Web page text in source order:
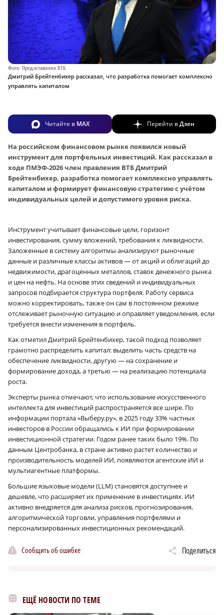
Фото: Предоставлено ВТБ
Дмитрий Брейтенбихер рассказал, что разработка помогает комплексно
управлять капиталом
Читайте в MAX Перейти вДзен
На российском финансовом рынке появился новый
инструмент для портфельных инвестиций. Как рассказал в
ходе ПМЭФ-2026 член правления ВТБ Дмитрий
Брейтенбихер, разработка помогает комплексно управлять
капиталом и формирует финансовую стратегию с учётом
индивидуальных целей и допустимого уровня риска.
Инструмент учитывает финансовые цели, горизонт
инвестирования, сумму вложений, требования к ликвидности.
Заложенные в систему алгоритмы анализируют рыночные
данные и различные классы активов — от акций и облигаций до
недвижимости, драгоценных металлов, ставок денежного рынка
и цен на нефть. На основе этих сведений и индивидуальных
запросов подбирается структура портфеля. Работу сервиса
можно корректировать, также он сам в постоянном режиме
отслеживает рыночную ситуацию и оправляет уведомления, если
требуется внести изменения в портфель.
Как отметил Дмитрий Брейтенбихер, такой подход позволяет
грамотно распределить капитал: выделить часть средств на
обеспечение ликвидности, другую — на сохранение и
формирование дохода, а третью — на реализацию потенциала
роста.
Эксперты рынка отмечают, что использование искусственного
интеллекта для инвестиций распространяется все шире. По
информации портала «Выберу.ру», в 2025 году 33% частных
инвесторов в России обращались к ИИ при формировании
инвестиционной стратегии. Годом ранее таких было 19%. По
данным Центробанка, в стране активно растет количество и
производительность моделей ИИ, появляются агентские ИИ и
мультиагентные платформы.
Большие языковые модели (LLM) становятся доступнее и
дешевле, что расширяет их применение в инвестициях. ИИ
активно внедряется для анализа рисков, прогнозирования,
алгоритмической торговли, управления портфелями и
персонализированных инвестиционных рекомендаций.
Сообщить об ошибке Поделиться
ЕЩЁ НОВОСТИ ПО ТЕМЕ